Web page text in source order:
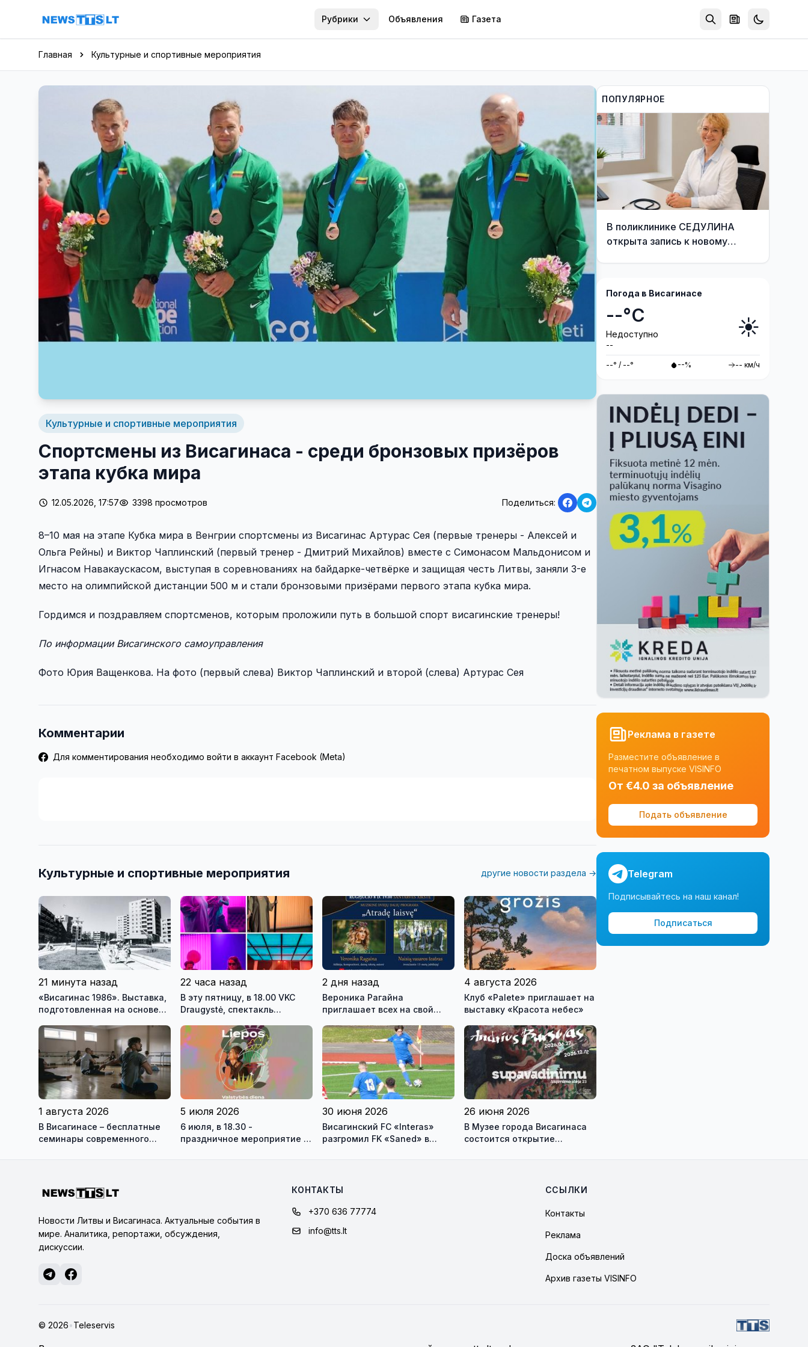
Перейти к содержимому
Рубрики Объявления Газета
Главная Культурные и спортивные мероприятия
Культурные и спортивные мероприятия
Спортсмены из Висагинаса - среди бронзовых призёров
этапа кубка мира
12.05.2026, 17:57 3398 просмотров Поделиться:
8–10 мая на этапе Кубка мира в Венгрии спортсмены из Висагинас Артурас Сея (первые тренеры - Алексей и
Ольга Рейны) и Виктор Чаплинский (первый тренер - Дмитрий Михайлов) вместе с Симонасом Мальдонисом и
Игнасом Навакаускасом, выступая в соревнованиях на байдарке-четвёрке и защищая честь Литвы, заняли 3-е
место на олимпийской дистанции 500 м и стали бронзовыми призёрами первого этапа кубка мира.
Гордимся и поздравляем спортсменов, которым проложили путь в большой спорт висагинские тренеры!
По информации Висагинского самоуправления
Фото Юрия Ващенкова. На фото (первый слева) Виктор Чаплинский и второй (слева) Артурас Сея
Комментарии
Для комментирования необходимо войти в аккаунт Facebook (Meta)
Культурные и спортивные мероприятия другие новости раздела →
21 минута назад
«Висагинас 1986». Выставка,
подготовленная на основе
посетителей на 40 лет назад
22 часа назад
В эту пятницу, в 18.00 VKC
Draugystė, спектакль
театра - Михаил Дурненков
«Дива» реж. Тадас
Монтримас
2 дня назад
Вероника Рагайна
приглашает всех на свой
в субботу на главной сцене
городского праздника
4 августа 2026
Клуб «Palete» приглашает на
выставку «Красота небес»
1 августа 2026
В Висагинасе – бесплатные
семинары современного
5 июля 2026
6 июля, в 18.30 -
праздничное мероприятие в
30 июня 2026
Висагинский FC «Interas»
разгромил FK «Saned» в
26 июня 2026
В Музее города Висагинаса
состоится открытие
ПОПУЛЯРНОЕ
В поликлинике СЕДУЛИНА
открыта запись к новому
Погода в Висагинасе
--°C
Недоступно
--
☀️
--° / --° --% -- км/ч
Реклама в газете
Разместите объявление в
печатном выпуске VISINFO
От €4.0 за объявление
Подать объявление
Telegram
Подписывайтесь на наш канал!
Подписаться
Новости Литвы и Висагинаса. Актуальные события в
мире. Аналитика, репортажи, обсуждения,
дискуссии.
КОНТАКТЫ
+370 636 77774
info@tts.lt
ССЫЛКИ
Контакты
Реклама
Доска объявлений
Архив газеты VISINFO
© 2026•Teleservis